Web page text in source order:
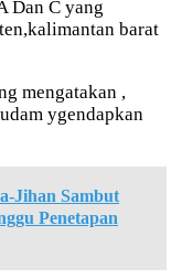
Dan C yang
barat
mengatakan ,
ygendapkan
Jihan Sambut
Penetapan